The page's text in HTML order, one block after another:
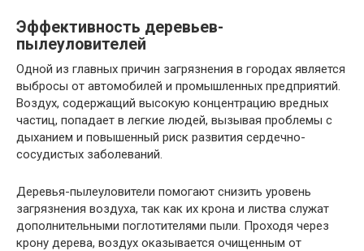
Эффективность деревьев-
пылеуловителей
Одной из главных причин загрязнения в городах является
выбросы от автомобилей и промышленных предприятий.
Воздух, содержащий высокую концентрацию вредных
частиц, попадает в легкие людей, вызывая проблемы с
дыханием и повышенный риск развития сердечно-
сосудистых заболеваний.
Деревья-пылеуловители помогают снизить уровень
загрязнения воздуха, так как их крона и листва служат
дополнительными поглотителями пыли. Проходя через
крону дерева, воздух оказывается очищенным от